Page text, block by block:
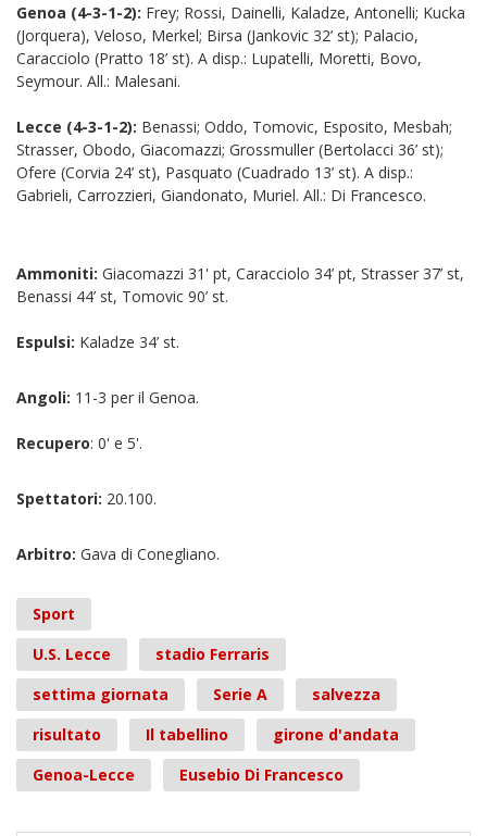
Genoa (4-3-1-2): Frey; Rossi, Dainelli, Kaladze, Antonelli; Kucka
(Jorquera), Veloso, Merkel; Birsa (Jankovic 32’ st); Palacio,
Caracciolo (Pratto 18’ st). A disp.: Lupatelli, Moretti, Bovo,
Seymour. All.: Malesani.
Lecce (4-3-1-2): Benassi; Oddo, Tomovic, Esposito, Mesbah;
Strasser, Obodo, Giacomazzi; Grossmuller (Bertolacci 36’ st);
Ofere (Corvia 24’ st), Pasquato (Cuadrado 13’ st). A disp.:
Gabrieli, Carrozzieri, Giandonato, Muriel. All.: Di Francesco.
Ammoniti: Giacomazzi 31' pt, Caracciolo 34’ pt, Strasser 37’ st,
Benassi 44’ st, Tomovic 90’ st.
Espulsi: Kaladze 34’ st.
Angoli: 11-3 per il Genoa.
Recupero: 0' e 5'.
Spettatori: 20.100.
Arbitro: Gava di Conegliano.
Sport
U.S. Lecce
stadio Ferraris
settima giornata
Serie A
salvezza
risultato
Il tabellino
girone d'andata
Genoa-Lecce
Eusebio Di Francesco